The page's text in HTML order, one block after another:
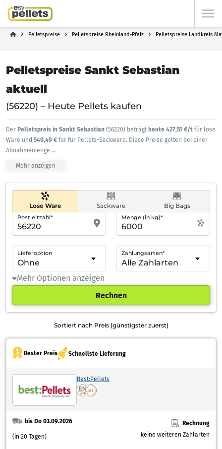
Pelletspreise Pelletspreise Rheinland-Pfalz Pelletspreise Landkreis
Pelletspreise Sankt Sebastian
aktuell
(56220) – Heute Pellets kaufen
Der Pelletspreis in Sankt Sebastian (56220) beträgt heute 427,51 €/t für lose
Ware und 540,49 € für für Pellets-Sackware. Diese Preise gelten bei einer
Abnahmemenge ...
Mehr anzeigen
Lose Ware Sackware Big Bags
Postleitzahl* Menge (in kg)*
Lieferoption Zahlungsarten*
Mehr Optionen anzeigen
Rechnen
Sortiert nach Preis (günstigster zuerst)
Bester Preis Schnellste Lieferung
Best:Pellets
bis Do 03.09.2026
(in 20 Tagen)
Rechnung
keine weiteren Zahlarten